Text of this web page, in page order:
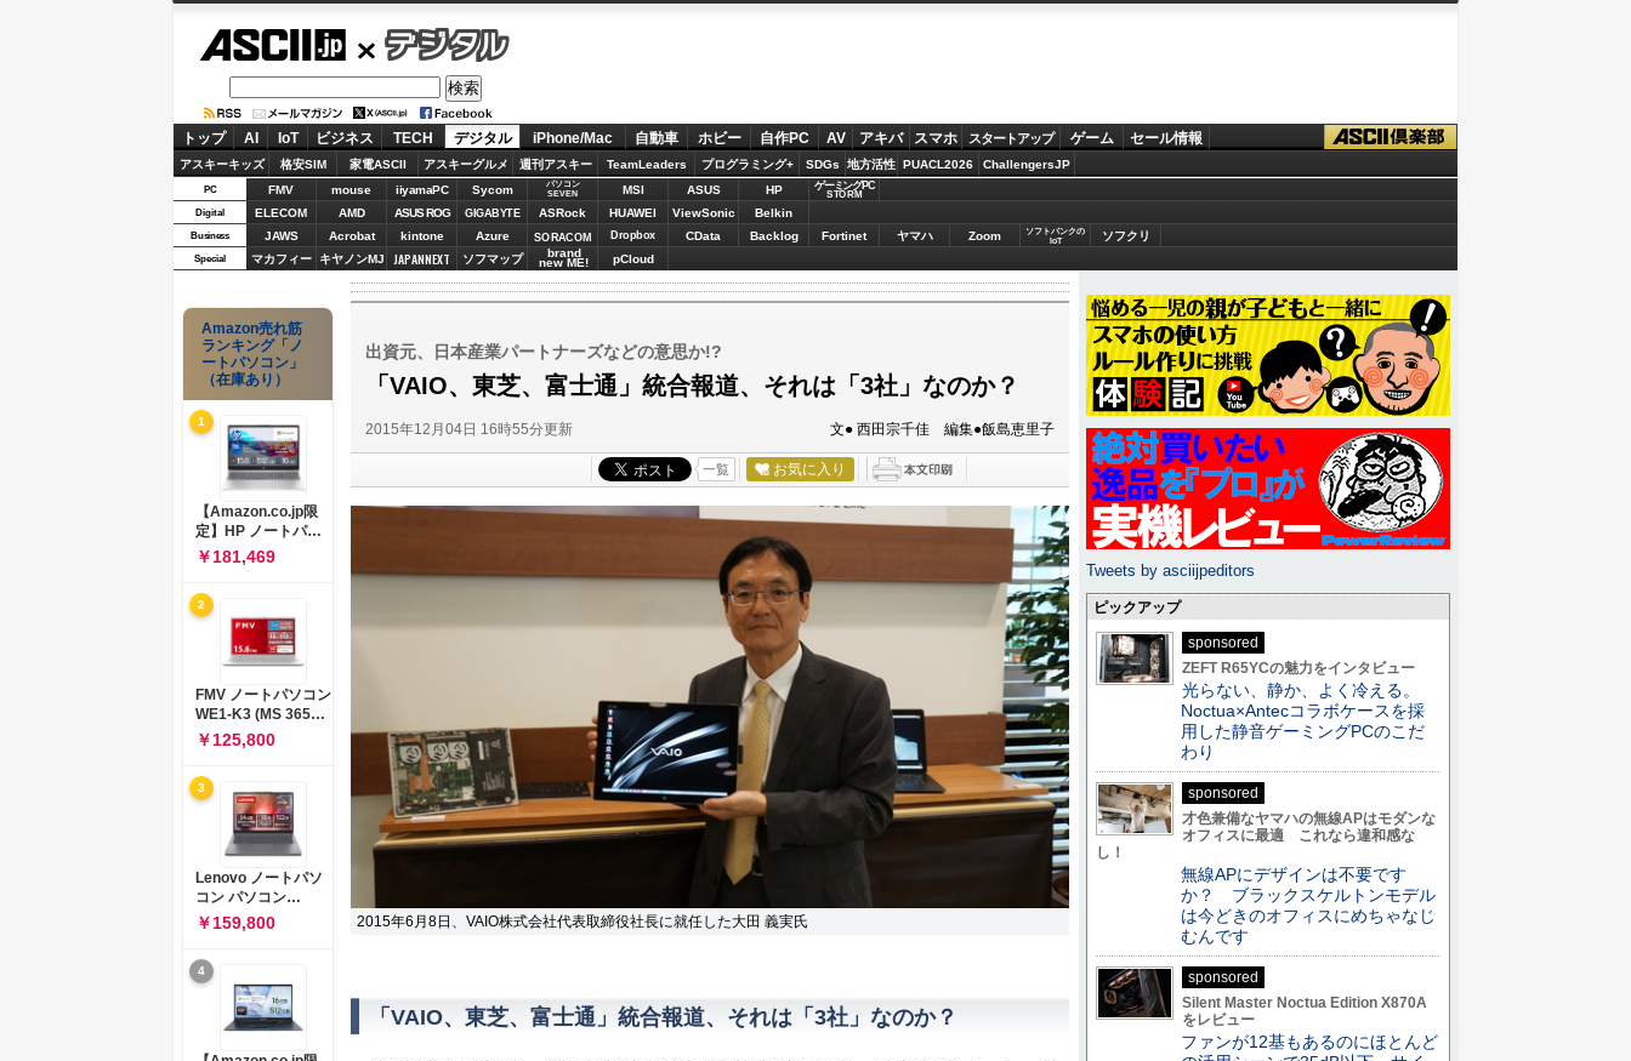
デジタル
トップ AI IoT ビジネス TECH デジタル iPhone/Mac 自動車 ホビー 自作PC AV アキバ スマホ スタートアップ ゲーム セール情報
アスキーキッズ 格安SIM 家電ASCII アスキーグルメ 週刊アスキー TeamLeaders プログラミング+ SDGs 地方活性 PUACL2026 ChallengersJP
PC FMV mouse iiyamaPC Sycom
パソコン
SEVEN
MSI ASUS HP ゲーミングPC
STORM
Digital ELECOM AMD ASUS ROG GIGABYTE ASRock HUAWEI ViewSonic Belkin
Business JAWS Acrobat kintone Azure SORACOM Dropbox CData Backlog Fortinet ヤマハ Zoom
ソフトバンクの
IoT
ソフクリ
Special マカフィー キヤノンMJ JAPANNEXT ソフマップ brand
new ME! pCloud
出資元、日本産業パートナーズなどの意思か!?
「VAIO、東芝、富士通」統合報道、それは「3社」なのか？
2015年12月04日 16時55分更新 文● 西田宗千佳 編集●飯島恵里子
一覧 お気に入り
2015年6月8日、VAIO株式会社代表取締役社長に就任した大田 義実氏
「VAIO、東芝、富士通」統合報道、それは「3社」なのか？
Amazon売れ筋
ランキング「ノ
ートパソコン」
（在庫あり）
1
【Amazon.co.jp限
定】HP ノートパソ
コン 15-fd 15.6イン
チ インテル Core 5
120U メモリ16GB
SSD512GB
Windows 11
Microsoft Office
2024搭載 WPS
Office搭載 カメラシ
ャッター 指紋認証 薄
型 Copilotキー搭載
ナチュラルシルバー
￥181,469
2
FMV ノートパソコン
WE1-K3 (MS 365
Personal/Copilotキ
ー搭載/Win 11/15.6
型/Core
i5/16GB/SSD
512GB/ホワイト)
FMVWK3E15W_AZ
￥125,800
3
Lenovo ノートパソ
コン パソコン
IdeaPad Slim 3 14.0
インチ AMD
Ryzen™ 5 8640HS
メモリ16GB
SSD512GB
Microsoft 365 試用
版 Windows11 バッ
テリー駆動12.6時間
￥159,800
4
Tweets by asciijpeditors
ピックアップ
sponsored
ZEFT R65YCの魅力をインタビュー
光らない、静か、よく冷える。
Noctua×Antecコラボケースを採
用した静音ゲーミングPCのこだ
わり
sponsored
才色兼備なヤマハの無線APはモダンな
オフィスに最適 これなら違和感な
し！
無線APにデザインは不要です
か？ ブラックスケルトンモデル
は今どきのオフィスにめちゃなじ
むんです
sponsored
Silent Master Noctua Edition X870A
をレビュー
ファンが12基もあるのにほとんど